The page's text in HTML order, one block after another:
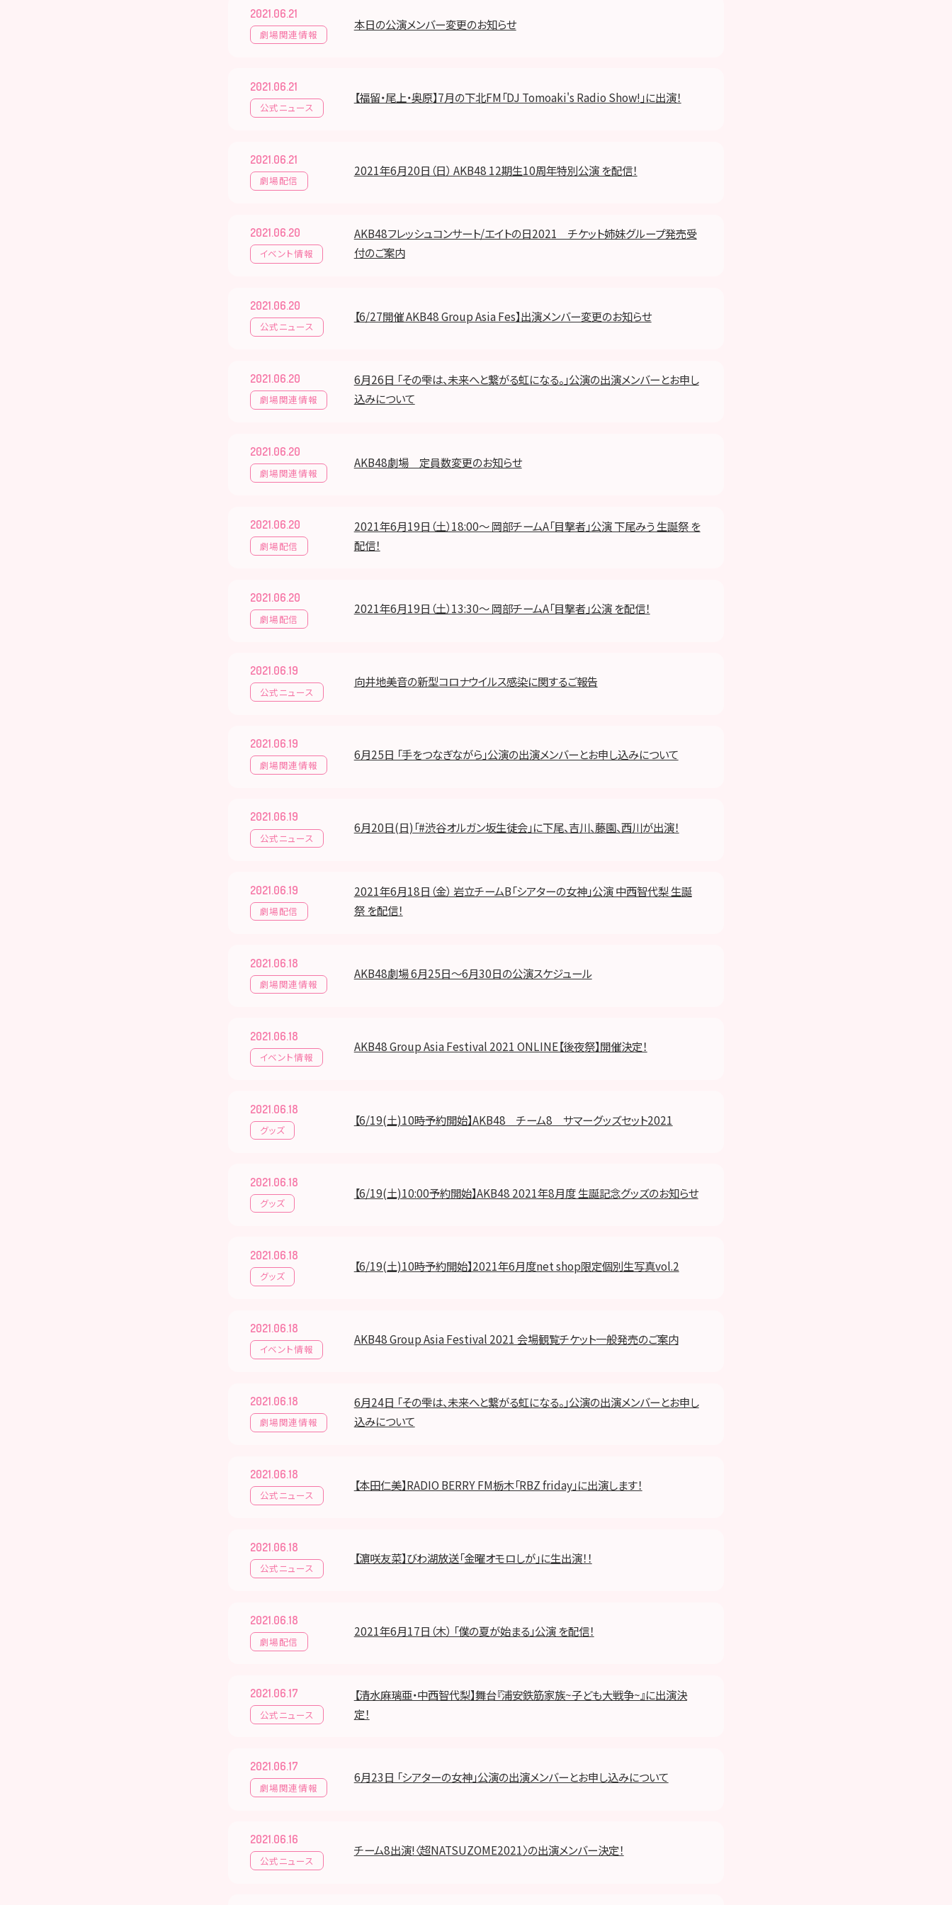
2021.06.21
劇場関連情報
本日の公演メンバー変更のお知らせ
2021.06.21
公式ニュース
【福留・尾上・奥原】7月の下北FM「DJ Tomoaki's Radio Show!」に出演！
2021.06.21
劇場配信
2021年6月20日（日） AKB48 12期生10周年特別公演 を配信！
2021.06.20
イベント情報
AKB48フレッシュコンサート/エイトの日2021 チケット姉妹グループ発売受
付のご案内
2021.06.20
公式ニュース
【6/27開催 AKB48 Group Asia Fes】出演メンバー変更のお知らせ
2021.06.20
劇場関連情報
6月26日 「その雫は、未来へと繋がる虹になる。」公演の出演メンバーとお申し
込みについて
2021.06.20
劇場関連情報
AKB48劇場 定員数変更のお知らせ
2021.06.20
劇場配信
2021年6月19日（土）18:00～ 岡部チームA「目撃者」公演 下尾みう 生誕祭 を
配信！
2021.06.20
劇場配信
2021年6月19日（土）13:30～ 岡部チームA「目撃者」公演 を配信！
2021.06.19
公式ニュース
向井地美音の新型コロナウイルス感染に関するご報告
2021.06.19
劇場関連情報
6月25日 「手をつなぎながら」公演の出演メンバーとお申し込みについて
2021.06.19
公式ニュース
6月20日(日)「#渋谷オルガン坂生徒会」に下尾、吉川、藤園、西川が出演！
2021.06.19
劇場配信
2021年6月18日（金） 岩立チームB「シアターの女神」公演 中西智代梨 生誕
祭 を配信！
2021.06.18
劇場関連情報
AKB48劇場 6月25日～6月30日の公演スケジュール
2021.06.18
イベント情報
AKB48 Group Asia Festival 2021 ONLINE【後夜祭】開催決定！
2021.06.18
グッズ
【6/19(土)10時予約開始】AKB48 チーム8 サマーグッズセット2021
2021.06.18
グッズ
【6/19(土)10:00予約開始】AKB48 2021年8月度 生誕記念グッズのお知らせ
2021.06.18
グッズ
【6/19(土)10時予約開始】2021年6月度net shop限定個別生写真vol.2
2021.06.18
イベント情報
AKB48 Group Asia Festival 2021 会場観覧チケット一般発売のご案内
2021.06.18
劇場関連情報
6月24日 「その雫は、未来へと繋がる虹になる。」公演の出演メンバーとお申し
込みについて
2021.06.18
公式ニュース
【本田仁美】RADIO BERRY FM栃木「RBZ friday」に出演します！
2021.06.18
公式ニュース
【濵咲友菜】びわ湖放送「金曜オモロしが」に生出演！！
2021.06.18
劇場配信
2021年6月17日（木） 「僕の夏が始まる」公演 を配信！
2021.06.17
公式ニュース
【清水麻璃亜・中西智代梨】舞台『浦安鉄筋家族~子ども大戦争~』に出演決
定！
2021.06.17
劇場関連情報
6月23日 「シアターの女神」公演の出演メンバーとお申し込みについて
2021.06.16
公式ニュース
チーム8出演!〈超NATSUZOME2021〉の出演メンバー決定！